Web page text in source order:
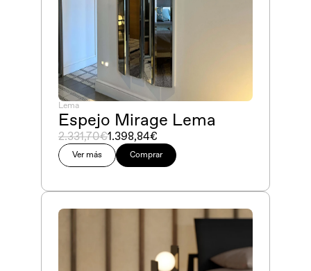
Ver más Comprar
Lema
Espejo Mirage Lema
1.398,84€
2.331,70€